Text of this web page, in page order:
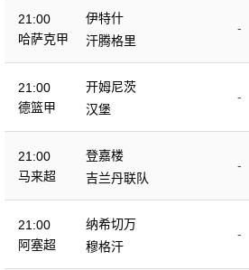
21:00
哈萨克甲
伊特什
-
汗腾格里
21:00
德篮甲
开姆尼茨
-
汉堡
21:00
马来超
登嘉楼
-
吉兰丹联队
21:00
阿塞超
纳希切万
-
穆格汗